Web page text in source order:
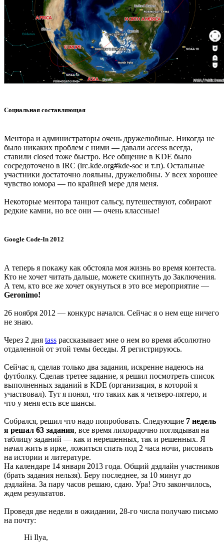
Социальная составляющая
Ментора и администраторы очень дружелюбные. Никогда не
было никаких проблем с ними — давали access всегда,
ставили closed тоже быстро. Все общение в KDE было
сосредоточено в IRC (irc.kde.org#kde-soc и т.п). Остальные
участники достаточно лояльны, дружелюбны. У всех хорошее
чувство юмора — по крайней мере для меня.
Некоторые ментора танцют сальсу, путешествуют, собирают
редкие камни, но все они — очень классные!
Google Code-In 2012
А теперь я покажу как обстояла моя жизнь во время контеста.
Кто не хочет читать дальше, можете скипнуть до Заключения.
А тем, кто все же хочет окунуться в это все мероприятие —
Geronimo!
26 ноября 2012 — конкурс начался. Сейчас я о нем еще ничего
не знаю.
Через 2 дня tass рассказывает мне о нем во время абсолютно
отдаленной от этой темы беседы. Я регистрируюсь.
Сейчас я, сделав только два задания, искренне надеюсь на
футболку. Сделав третее задание, я решил посмотреть список
выполненных заданий в KDE (организация, в которой я
участвовал). Тут я понял, что таких как я четверо-пятеро, и
что у меня есть все шансы.
Собрался, решил что надо попробовать. Следующие 7 недель
я решал 63 задания, все время лихорадочно поглядывая на
таблицу заданий — как и нерешенных, так и решенных. Я
начал жить в ирке, ложиться спать под 2 часа ночи, рисовать
на истории и литературе.
На календаре 14 января 2013 года. Общий дэдлайн участников
(брать задания нельзя). Беру последнее, за 10 минут до
дэдлайна. За пару часов решаю, сдаю. Ура! Это закончилось,
ждем результатов.
Проведя две недели в ожидании, 28-го числа получаю письмо
на почту:
Hi Ilya,